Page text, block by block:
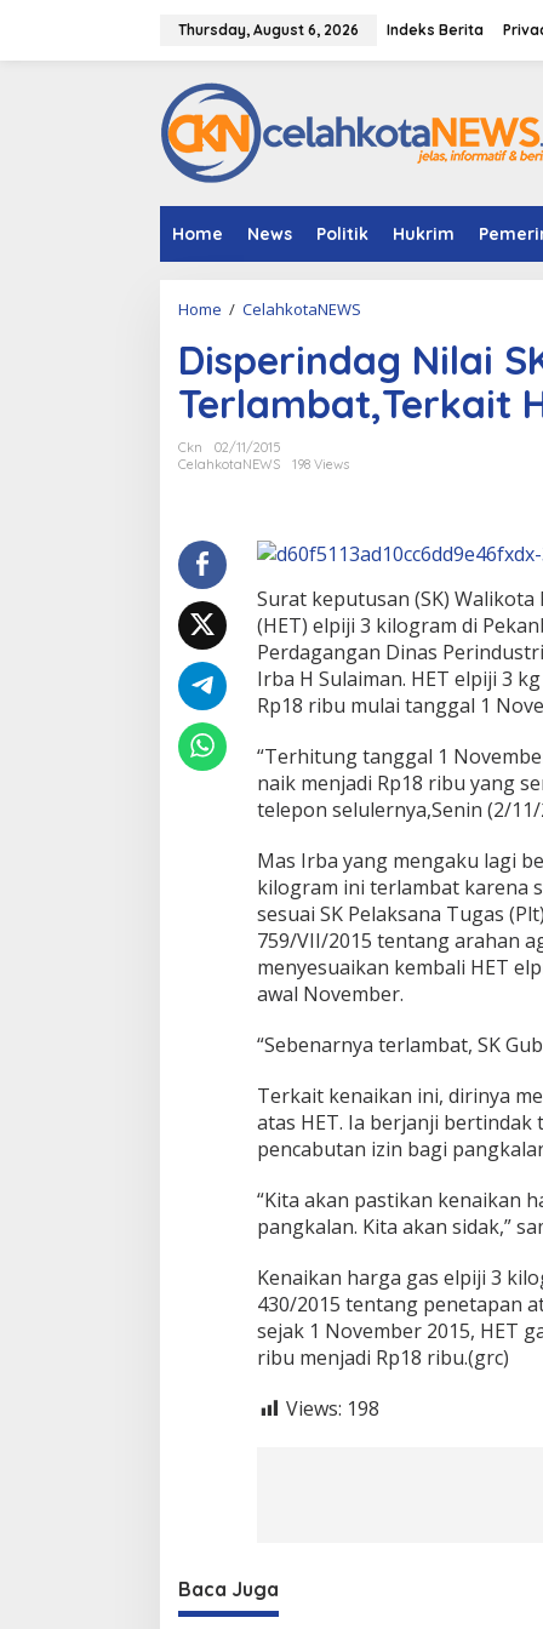
Thursday, August 6, 2026 Indeks Berita
Home News Politik Hukrim
Home / CelahkotaNEWS
s
p
e
r
N
l
a
i
S
K
W
i
k
o
a
P
e
k
a
n
b
a
u
e
r
a
b
a
,
T
e
r
k
i
t
Disperindag Nilai
Terlambat,Terkait
Ckn
02/11/2015
CelahkotaNEWS
198 Views
Surat keputusan (SK)
(HET) elpiji 3 kilogram di
Perdagangan Dinas
Irba H Sulaiman. HET elpiji 3
Rp18 ribu mulai tanggal 1
“Terhitung tanggal 1
naik menjadi Rp18 ribu yang
telepon selulernya,Senin (2/11/
Mas Irba yang mengaku lagi
kilogram ini terlambat karena
sesuai SK Pelaksana Tugas
759/VII/2015 tentang arahan
menyesuaikan kembali HET
awal November.
“Sebenarnya terlambat, SK
Terkait kenaikan ini, dirinya
atas HET. Ia berjanji
pencabutan izin bagi
“Kita akan pastikan kenaikan
pangkalan. Kita akan sidak,”
Kenaikan harga gas elpiji 3
430/2015 tentang penetapan
sejak 1 November 2015, HET
ribu menjadi Rp18 ribu.(grc)
Views: 198
Baca Juga